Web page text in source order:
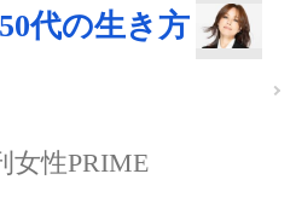
代の生き方
女性PRIME